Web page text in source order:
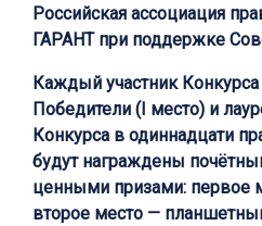
Российская ассоциация
ГАРАНТ при поддержке
Каждый участник
Победители (I место) и
Конкурса в одиннадцати
будут награждены
ценными призами: первое
второе место —